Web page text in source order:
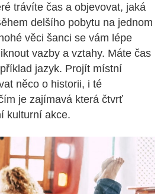
trávíte čas a objevovat, jaká
delšího pobytu na jednom
věci šanci se vám lépe
vazby a vztahy. Máte čas
jazyk. Projít místní
něco o historii, i té
je zajímavá která čtvrť
kulturní akce.